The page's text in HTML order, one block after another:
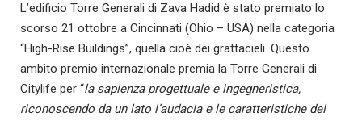
L’edificio Torre Generali di Zava Hadid è stato premiato lo
scorso 21 ottobre a Cincinnati (Ohio – USA) nella categoria
“High-Rise Buildings”, quella cioè dei grattacieli. Questo
ambito premio internazionale premia la Torre Generali di
Citylife per “la sapienza progettuale e ingegneristica,
riconoscendo da un lato l’audacia e le caratteristiche del